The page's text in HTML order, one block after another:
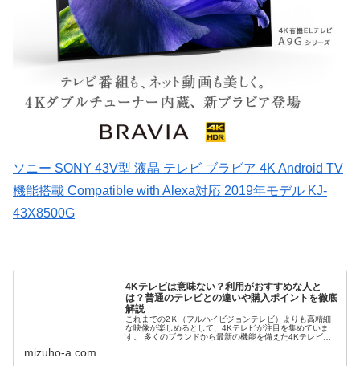
ソニー SONY 43V型 液晶 テレビ ブラビア 4K Android TV
機能搭載 Compatible with Alexa対応 2019年モデル KJ-
43X8500G
4Kテレビは意味ない？利用がおすすめな人と
は？普通のテレビとの違いや購入ポイントを徹底
解説
これまでの2Ｋ（フルハイビジョンテレビ）よりも高精細
な映像が楽しめるとして、4Kテレビが注目を集めていま
す。 多くのブランドから最新の機能を備えた4Kテレビが
mizuho-a.com